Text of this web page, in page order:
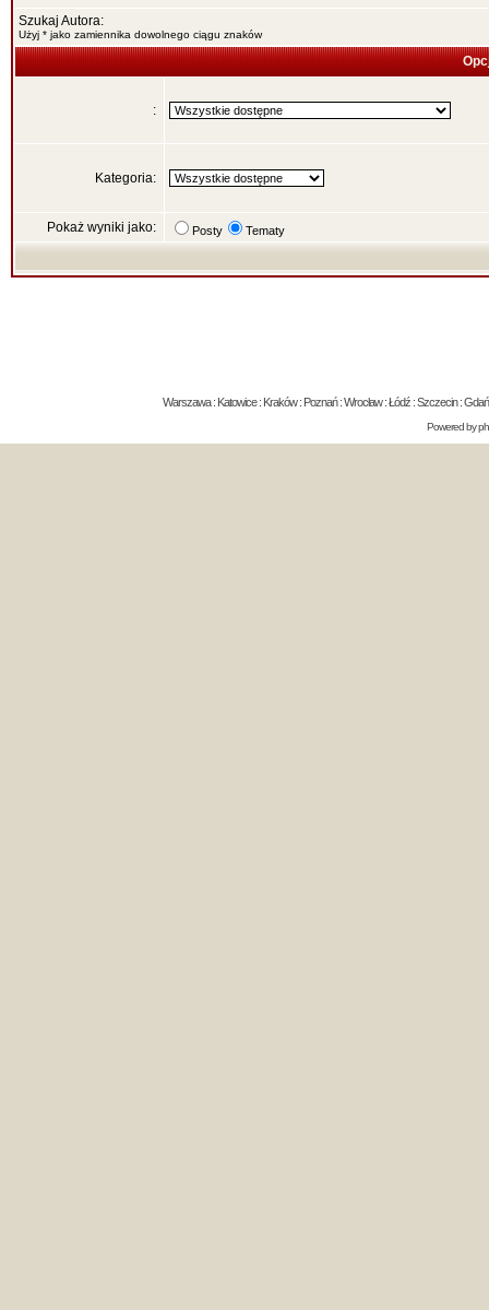
Szukaj Autora:
Użyj * jako zamiennika dowolnego ciągu znaków
:
Kategoria:
Pokaż wyniki jako: Posty Tematy
Warszawa : Katowice : Kraków : Poznań : Wrocław : Łódź : Szczecin :
Powered by